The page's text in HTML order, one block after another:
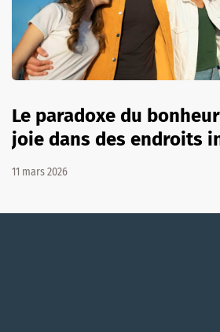
Le paradoxe du
joie dans des endroits
11 mars 2026